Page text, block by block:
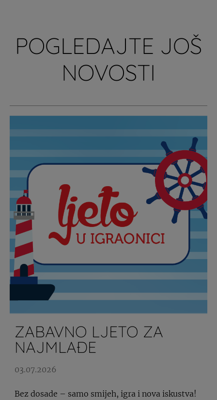
POGLEDAJTE JOŠ
NOVOSTI
ZABAVNO LJETO ZA
NAJMLAĐE
03.07.2026
Bez dosade – samo smijeh, igra i nova iskustva!